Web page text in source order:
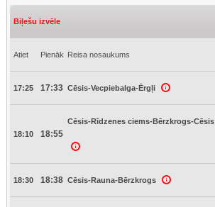
Biļešu izvēle
Atiet Pienāk Reisa nosaukums
17:25 17:33 Cēsis-Vecpiebalga-Ērgļi
18:10 18:55
Cēsis-Rīdzenes ciems-Bērzkrogs-Cēsis
18:30 18:38 Cēsis-Rauna-Bērzkrogs